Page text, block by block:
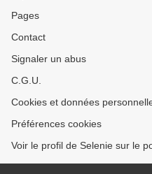
Pages
Contact
Signaler un abus
C.G.U.
Cookies et données
Préférences cookies
Voir le profil de Selenie sur le